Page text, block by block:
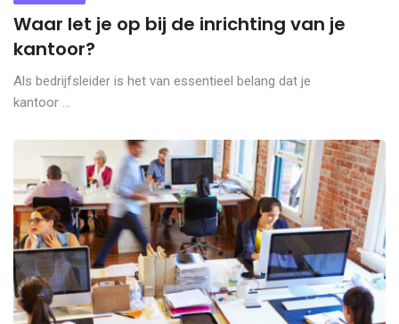
Waar let je op bij de inrichting van je
kantoor?
Als bedrijfsleider is het van essentieel belang dat je
kantoor ...